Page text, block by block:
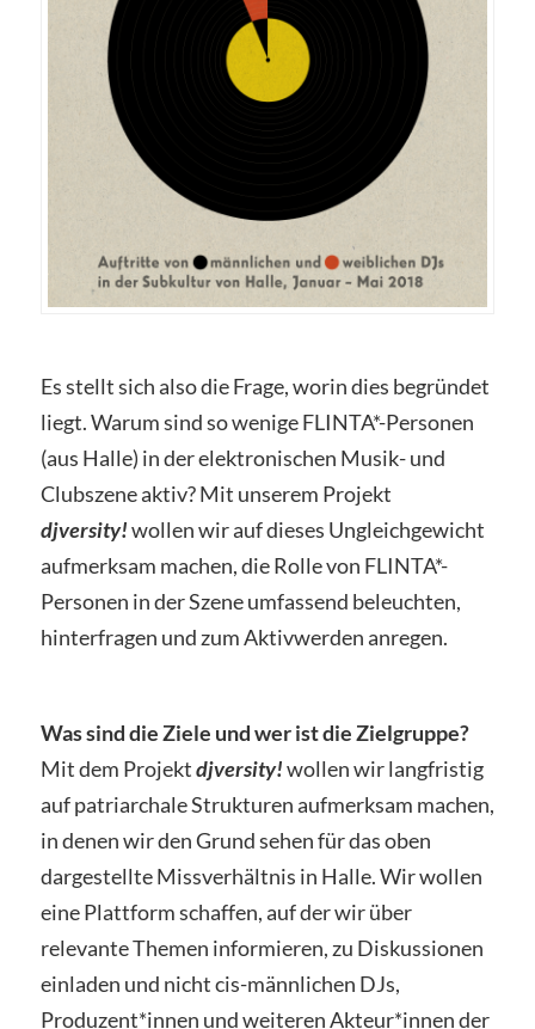
Es stellt sich also die Frage, worin dies begründet
liegt. Warum sind so wenige FLINTA*-Personen
(aus Halle) in der elektronischen Musik- und
Clubszene aktiv? Mit unserem Projekt
djversity!wollen wir auf dieses Ungleichgewicht
aufmerksam machen, die Rolle von FLINTA*-
Personen in der Szene umfassend beleuchten,
hinterfragen und zum Aktivwerden anregen.
Was sind die Ziele und wer ist die Zielgruppe?
Mit dem Projektdjversity!wollen wir langfristig
auf patriarchale Strukturen aufmerksam machen,
in denen wir den Grund sehen für das oben
dargestellte Missverhältnis in Halle. Wir wollen
eine Plattform schaffen, auf der wir über
relevante Themen informieren, zu Diskussionen
einladen und nicht cis-männlichen DJs,
Produzent*innen und weiteren Akteur*innen der